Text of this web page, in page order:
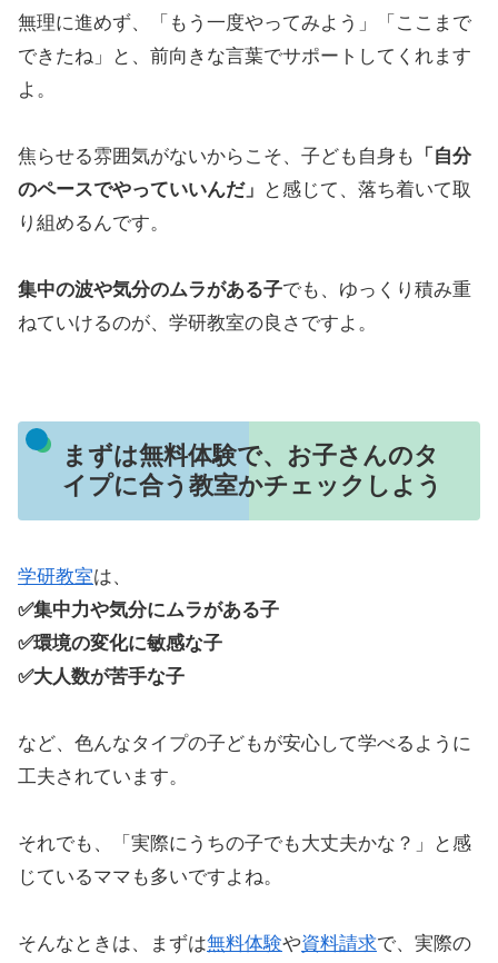
無理に進めず、「もう一度やってみよう」「ここまで
できたね」と、前向きな言葉でサポートしてくれます
よ。
焦らせる雰囲気がないからこそ、子ども自身も
「自分
のペースでやっていいんだ」
と感じて、落ち着いて取
り組めるんです。
集中の波や気分のムラがある子でも、ゆっくり積み重
ねていけるのが、学研教室の良さですよ。
まずは無料体験で、お子さんのタ
イプに合う教室かチェックしよう
学研教室は、
✅集中力や気分にムラがある子
✅環境の変化に敏感な子
✅大人数が苦手な子
など、色んなタイプの子どもが安心して学べるように
工夫されています。
それでも、「実際にうちの子でも大丈夫かな？」と感
じているママも多いですよね。
そんなときは、まずは無料体験や資料請求で、実際の